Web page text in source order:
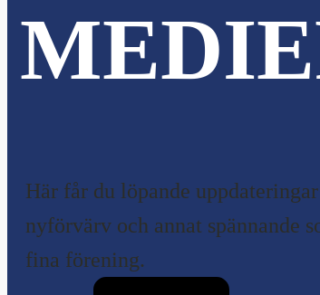
Här får du löpande
nyförvärv och annat spännande
fina förening.